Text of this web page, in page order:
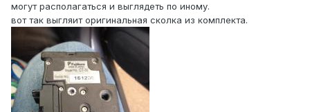
могут располагаться и выглядеть по иному.
вот так выгляит оригинальная сколка из комплекта.